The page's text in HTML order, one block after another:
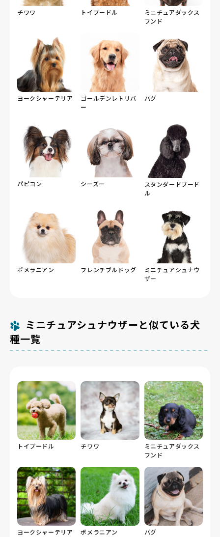
チワワ トイプードル
ミニチュアダックス
フンド
ヨークシャーテリア
ゴールデンレトリバ
ー
パグ
パピヨン シーズー
スタンダードプード
ル
ポメラニアン フレンチブルドッグ
ミニチュアシュナウ
ザー
ミニチュアシュナウザーと似ている犬
種一覧
トイプードル チワワ
ミニチュアダックス
フンド
ヨークシャーテリア ポメラニアン パグ